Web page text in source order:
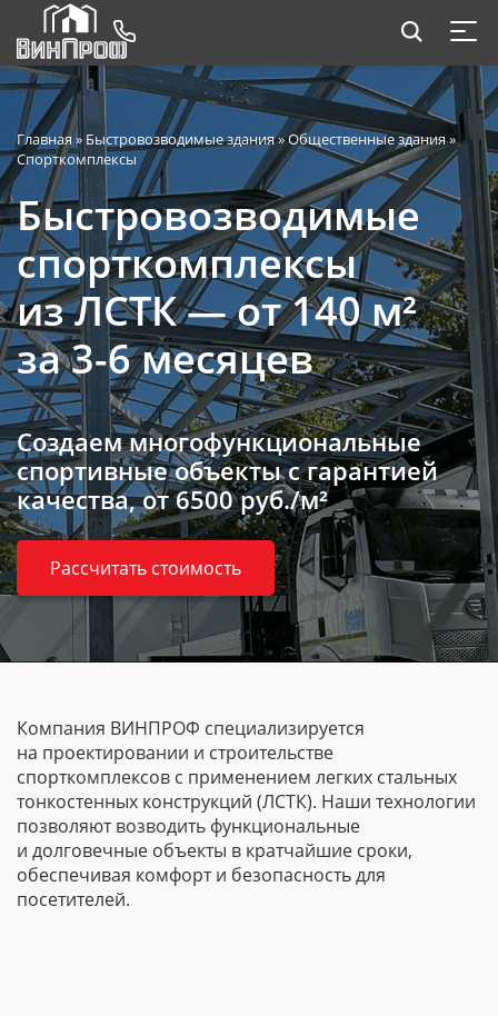
Главная»Быстровозводимые здания»Общественные здания»
Спорткомплексы
Быстровозводимые
спорткомплексы
из ЛСТК — от 140 м²
за 3-6 месяцев
Создаем многофункциональные
спортивные объекты с гарантией
качества,от 6500 руб./м²
Рассчитать стоимость
Компания ВИНПРОФ специализируется
на проектировании и строительстве
спорткомплексов с применением легких стальных
тонкостенных конструкций (ЛСТК). Наши технологии
позволяют возводить функциональные
и долговечные объекты в кратчайшие сроки,
обеспечивая комфорт и безопасность для
посетителей.